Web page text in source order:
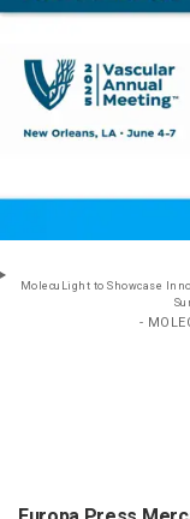
MolecuLight to Showcase
-